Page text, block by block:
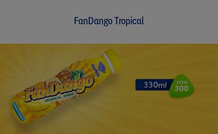
FanDango Tropical